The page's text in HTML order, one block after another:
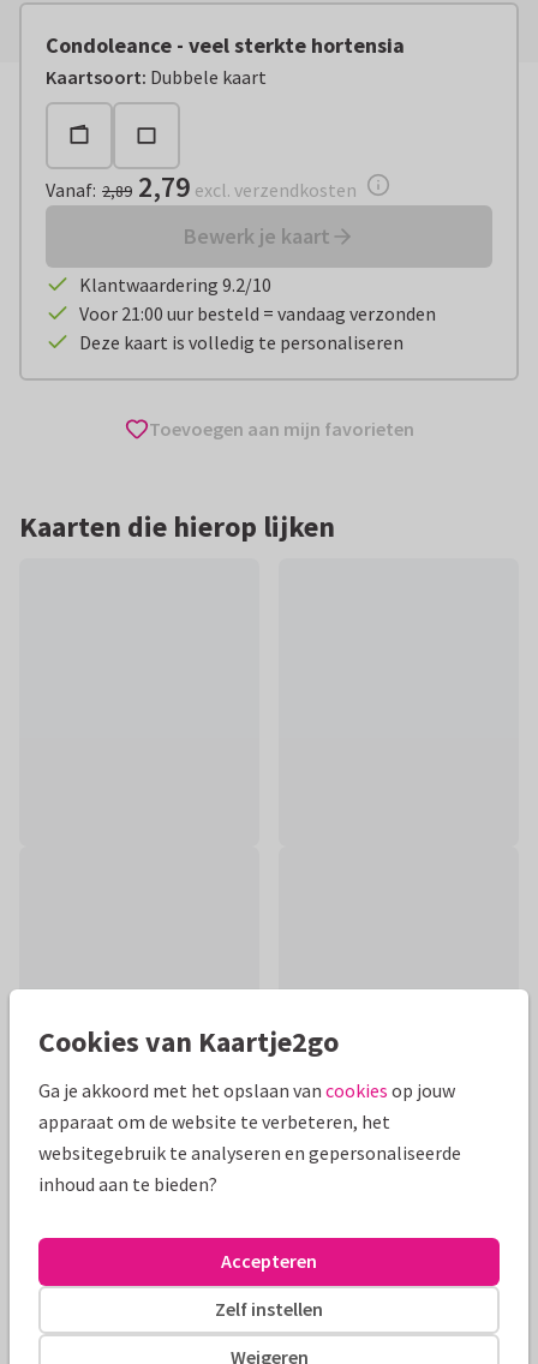
Condoleance - veel sterkte hortensia
Kaartsoort: Dubbele kaart
Vanaf:€ 2,79 excl. verzendkosten
Vanaf: 2,89 2,79 excl. verzendkosten
Bewerk je kaart
Klantwaardering 9.2/10
Voor 21:00 uur besteld = vandaag verzonden
Deze kaart is volledig te personaliseren
Toevoegen aan mijn favorieten
Kaarten die hierop lijken
Productinformatie
naar wens aan te passen. de foto van de voorzijde is ook aan
de binnenzijde.
Alle kaarten zijn helemaal naar wens aan te passen
Cookies van Kaartje2go
Ga je akkoord met het opslaan van cookies op jouw
apparaat om de website te verbeteren, het
websitegebruik te analyseren en gepersonaliseerde
inhoud aan te bieden?
Weigeren
Zelf instellen
Accepteren